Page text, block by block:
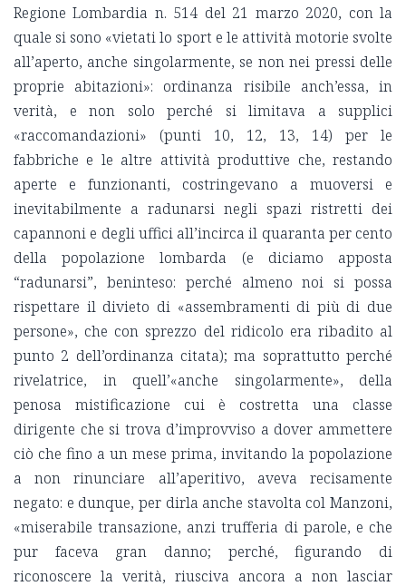
Regione Lombardia n. 514 del 21 marzo 2020, con la
quale si sono «vietati lo sport e le attività motorie svolte
all’aperto, anche singolarmente, se non nei pressi delle
proprie abitazioni»: ordinanza risibile anch’essa, in
verità, e non solo perché si limitava a supplici
«raccomandazioni» (punti 10, 12, 13, 14) per le
fabbriche e le altre attività produttive che, restando
aperte e funzionanti, costringevano a muoversi e
inevitabilmente a radunarsi negli spazi ristretti dei
capannoni e degli uffici all’incirca il quaranta per cento
della popolazione lombarda (e diciamo apposta
“radunarsi”, beninteso: perché almeno noi si possa
rispettare il divieto di «assembramenti di più di due
persone», che con sprezzo del ridicolo era ribadito al
punto 2 dell’ordinanza citata); ma soprattutto perché
rivelatrice, in quell’«anche singolarmente», della
penosa mistificazione cui è costretta una classe
dirigente che si trova d’improvviso a dover ammettere
ciò che fino a un mese prima, invitando la popolazione
a non rinunciare all’aperitivo, aveva recisamente
negato: e dunque, per dirla anche stavolta col Manzoni,
«miserabile transazione, anzi trufferia di parole, e che
pur faceva gran danno; perché, figurando di
riconoscere la verità, riusciva ancora a non lasciar